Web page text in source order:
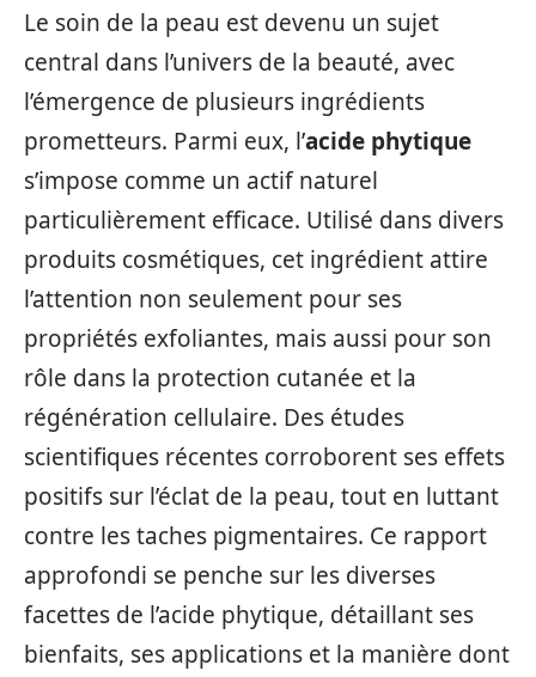
Le soin de la peau est devenu un sujet
central dans l’univers de la beauté, avec
l’émergence de plusieurs ingrédients
prometteurs. Parmi eux, l’acide phytique
s’impose comme un actif naturel
particulièrement efficace. Utilisé dans divers
produits cosmétiques, cet ingrédient attire
l’attention non seulement pour ses
propriétés exfoliantes, mais aussi pour son
rôle dans la protection cutanée et la
régénération cellulaire. Des études
scientifiques récentes corroborent ses effets
positifs sur l’éclat de la peau, tout en luttant
contre les taches pigmentaires. Ce rapport
approfondi se penche sur les diverses
facettes de l’acide phytique, détaillant ses
bienfaits, ses applications et la manière dont